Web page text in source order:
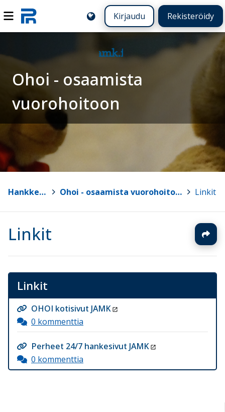
Kirjaudu Rekisteröidy
Ohoi - osaamista
vuorohoitoon
Hankkeet Ohoi - osaamista vuorohoitoon > Linkit
Linkit
Linkit
OHOI kotisivut JAMK
0 kommenttia
Perheet 24/7 hankesivut JAMK
0 kommenttia